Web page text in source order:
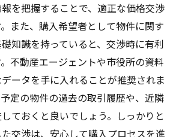
を把握することで、適正な価格交渉
また、購入希望者として物件に関す
知識を持っていると、交渉時に有利
不動産エージェントや市役所の資料
ータを手に入れることが推奨されま
定の物件の過去の取引履歴や、近隣
ておくと良いでしょう。しっかりと
交渉は、安心して購入プロセスを進